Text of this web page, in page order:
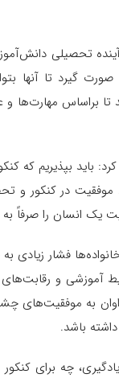
تحصیلی
گیرد تا آنها
براساس مهارت‌ها و
باید بپذیریم که
در کنکور و
یک انسان را صرفاً
فشار زیادی
آموزشی و
به موفقیت‌های
باشد.
چه برای کنکور